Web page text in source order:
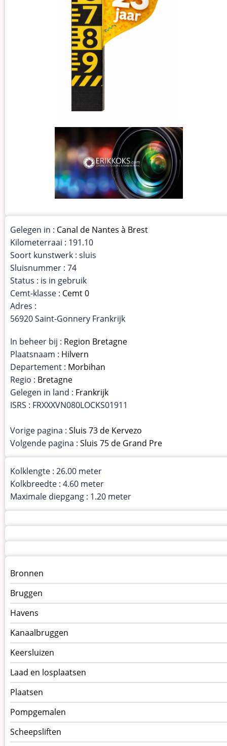
Gelegen in : Canal de Nantes à Brest
Kilometerraai : 191.10
Soort kunstwerk : sluis
Sluisnummer : 74
Status : is in gebruik
Cemt-klasse : Cemt 0
Adres :
56920 Saint-Gonnery Frankrijk
In beheer bij : Region Bretagne
Plaatsnaam : Hilvern
Departement : Morbihan
Regio : Bretagne
Gelegen in land : Frankrijk
ISRS : FRXXXVN080LOCKS01911
Vorige pagina : Sluis 73 de Kervezo
Volgende pagina : Sluis 75 de Grand Pre
Kolklengte : 26.00 meter
Kolkbreedte : 4.60 meter
Maximale diepgang : 1.20 meter
Menu
kunstwerken
op
kunstwerkpagina
Bronnen
Bruggen
Havens
Kanaalbruggen
Keersluizen
Laad en losplaatsen
Plaatsen
Pompgemalen
Scheepsliften